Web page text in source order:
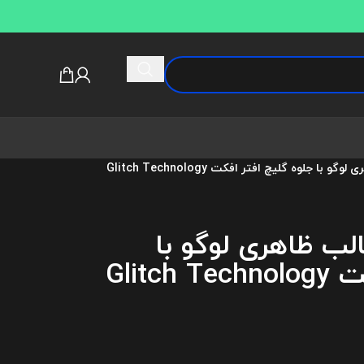
دانلود پروژه آماده قالب ظاهری لوگو با جلوه گلیچ افتر افکت Glitch Technology
ظاهری لوگو با
جلوه گلیچ افتر افکت Glitch Technology